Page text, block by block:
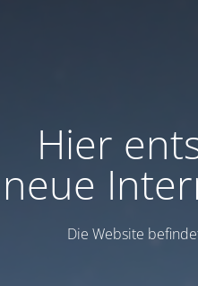
Hier
neue
Die Website